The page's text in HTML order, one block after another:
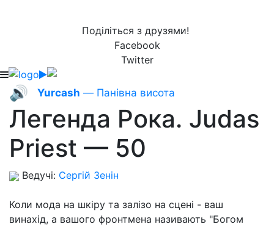
Поділіться з друзями!
Facebook
Twitter
🔊 Yurcash — Панівна висота
Легенда Рока. Judas
Priest — 50
Ведучі: Сергій Зенін
Коли мода на шкіру та залізо на сцені - ваш
винахід, а вашого фронтмена називають "Богом